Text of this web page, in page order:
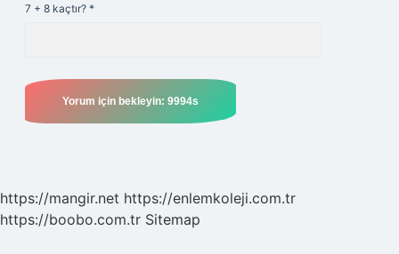
7 + 8 kaçtır? *
https://mangir.net https://enlemkoleji.com.tr
https://boobo.com.tr Sitemap